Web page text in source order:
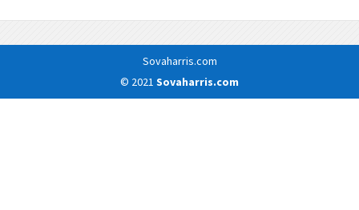
Sovaharris.com
© 2021 Sovaharris.com